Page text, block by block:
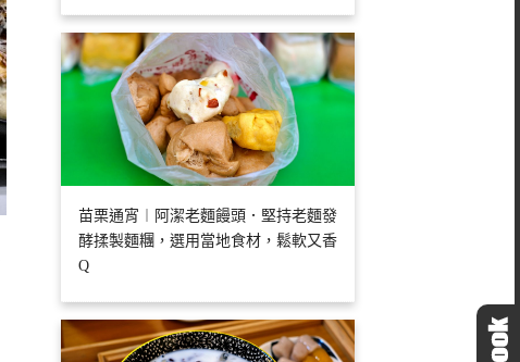
苗栗通宵︱阿潔老麵饅頭．堅持老麵發
酵揉製麵糰，選用當地食材，鬆軟又香
Q